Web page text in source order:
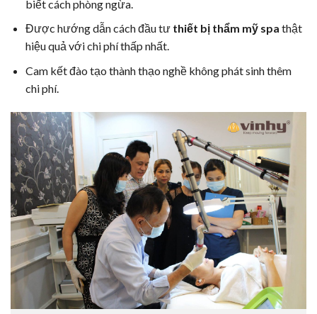
biết cách phòng ngừa.
Được hướng dẫn cách đầu tư thiết bị thẩm mỹ spa thật
hiệu quả với chi phí thấp nhất.
Cam kết đào tạo thành thạo nghề không phát sinh thêm
chi phí.